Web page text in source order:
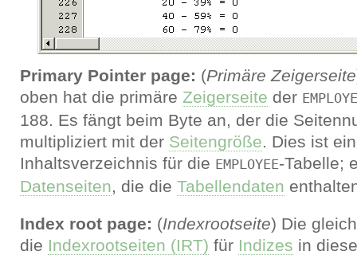
Primary Pointer page: (Primäre Zeigerseite
oben hat die primäre Zeigerseite der
188. Es fängt beim Byte an, der die
multipliziert mit der Seitengröße. Dies ist
Inhaltsverzeichnis für die EMPLOYEE-Tabelle;
Datenseiten, die die Tabellendaten
Index root page: (Indexrootseite) Die
die Indexrootseiten (IRT) für Indizes in